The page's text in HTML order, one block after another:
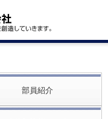
部員紹介